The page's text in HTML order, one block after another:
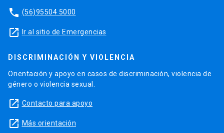
phone (56)95504 5000
launch Ir al sitio de Emergencias
DISCRIMINACIÓN Y VIOLENCIA
Orientación y apoyo en casos de discriminación, violencia de
género o violencia sexual.
launch Contacto para apoyo
launch Más orientación